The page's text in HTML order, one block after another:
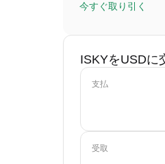
今すぐ取り引く
ISKYをUSDに
支払
受取